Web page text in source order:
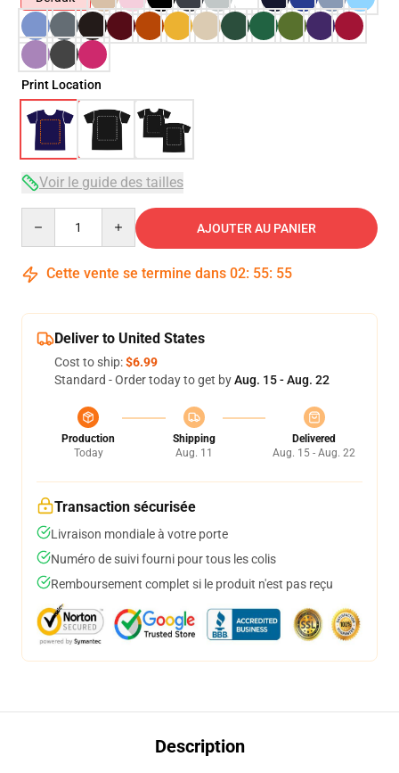
Print Location
Voir le guide des tailles
AJOUTER AU PANIER
Cette vente se termine dans 02: 55: 54
Deliver to United States
Cost to ship:$6.99
Standard - Order today to get byAug. 15 - Aug. 22
Production
Today
Shipping
Aug. 11
Delivered
Aug. 15 - Aug. 22
Transaction sécurisée
Livraison mondiale à votre porte
Numéro de suivi fourni pour tous les colis
Remboursement complet si le produit n'est pas reçu
Description